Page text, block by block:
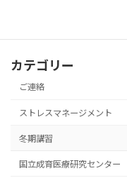
カテゴリー
ご連絡
ストレスマネージメント
冬期講習
国立成育医療研究センター